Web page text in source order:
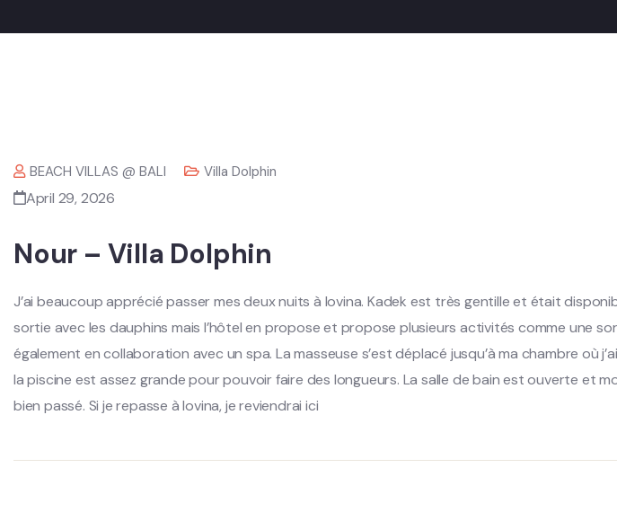
BEACH VILLAS @ BALI Villa Dolphin
April 29, 2026
Nour – Villa Dolphin
J’ai beaucoup apprécié passer mes deux nuits à lovina. Kadek est très gentille et était
sortie avec les dauphins mais l’hôtel en propose et propose plusieurs activités comme une
également en collaboration avec un spa. La masseuse s’est déplacé jusqu’à ma chambre où
la piscine est assez grande pour pouvoir faire des longueurs. La salle de bain est ouverte et
bien passé. Si je repasse à lovina, je reviendrai ici